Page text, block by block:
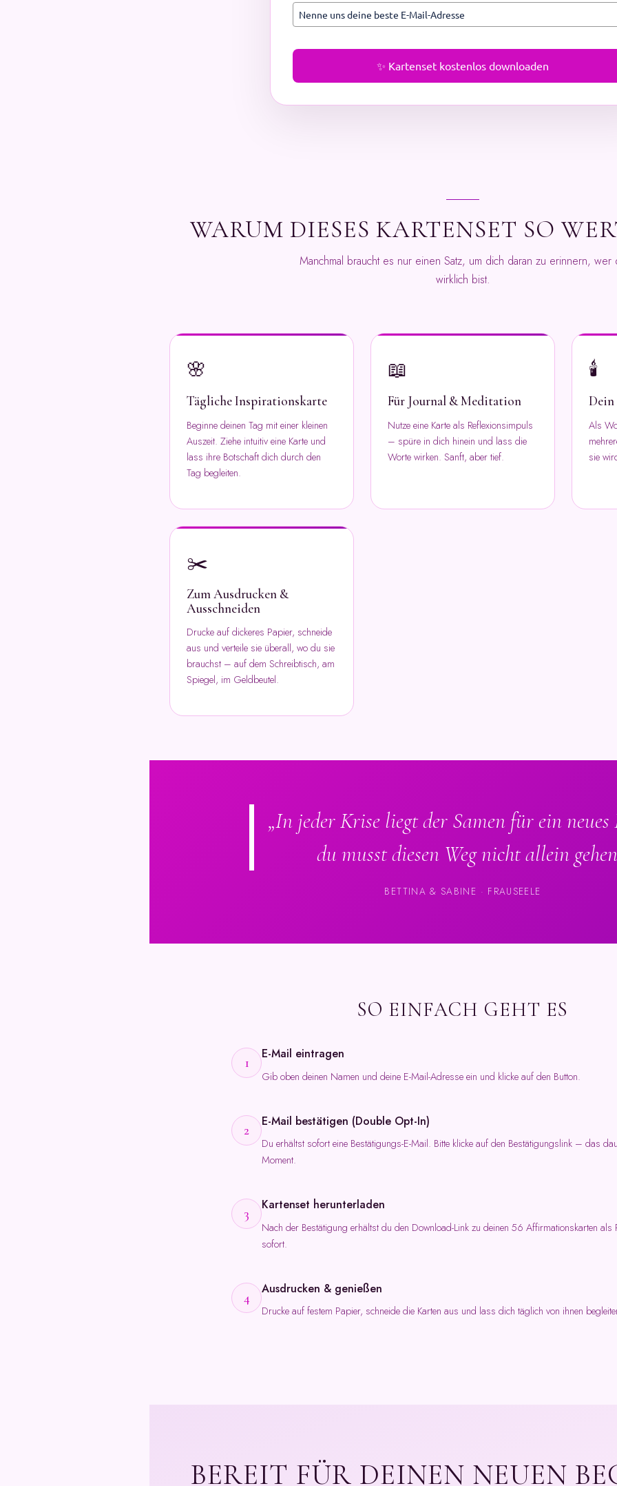
✨ Kartenset kostenlos downloaden
WARUM DIESES KARTENSET SO
Manchmal braucht es nur einen Satz, um dich daran zu erinnern, wer
wirklich bist.
🌸
Tägliche Inspirationskarte
Beginne deinen Tag mit einer kleinen
Auszeit. Ziehe intuitiv eine Karte und
lass ihre Botschaft dich durch den
Tag begleiten.
📖
Für Journal & Meditation
Nutze eine Karte als Reflexionsimpuls
– spüre in dich hinein und lass die
Worte wirken. Sanft, aber tief.
🕯️
Als
sie
✂️
Zum Ausdrucken &
Ausschneiden
Drucke auf dickeres Papier, schneide
aus und verteile sie überall, wo du sie
brauchst – auf dem Schreibtisch, am
Spiegel, im Geldbeutel.
„In jeder Krise liegt der Samen für ein neues
du musst diesen Weg nicht allein
BETTINA & SABINE · FRAUSEELE
SO EINFACH GEHT ES
1
E-Mail eintragen
Gib oben deinen Namen und deine E-Mail-Adresse ein und klicke auf den Button.
2
E-Mail bestätigen (Double Opt-In)
Du erhältst sofort eine Bestätigungs-E-Mail. Bitte klicke auf den Bestätigungslink – das
Moment.
3
Kartenset herunterladen
Nach der Bestätigung erhältst du den Download-Link zu deinen 56 Affirmationskarten als
sofort.
4
Ausdrucken & genießen
Drucke auf festem Papier, schneide die Karten aus und lass dich täglich von ihnen
BEREIT FÜR DEINEN NEUEN